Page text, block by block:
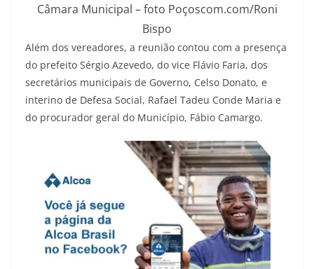
Câmara Municipal – foto Poçoscom.com/Roni
Bispo
Além dos vereadores, a reunião contou com a presença
do prefeito Sérgio Azevedo, do vice Flávio Faria, dos
secretários municipais de Governo, Celso Donato, e
interino de Defesa Social, Rafael Tadeu Conde Maria e
do procurador geral do Município, Fábio Camargo.